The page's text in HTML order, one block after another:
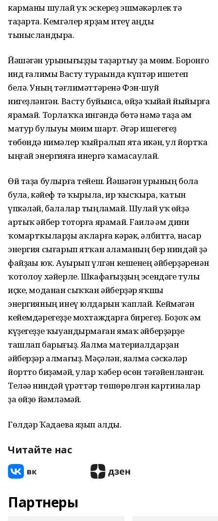
карманы шулай уҡ эскерһеҙ эшмәкәрлек тә
таҙарта. Кемгәлер ярҙам итеү аңды
тынысландыра.
Йәшәгән урынығыҙҙы таҙартыу ҙа мөһим. Боронғо
һинд ғалимы Васту тураһында күптәр ишетеп
белә. Уның тәғлимәттәренә Фэн-шуй
нигеҙләнгән. Васту буйынса, өйҙә ҡыйһай йыйырға
ярамай. Торлаҡҡа ингәндә бөтә нәмә таҙа һәм
матур булыуы мөһим шарт. Әгәр ишегегеҙ
төбөндә нимәлер ҡыйралып ята икән, ул йортҡа
ыңғай энергияға инергә ҡамасаулай.
Өй таҙа булырға тейеш. Йәшәгән урының бола
булһа, кәйеф тә ҡырыла, ир ҡысҡыра, ҡатын
үпкәләй, балалар тыңламай. Шулай уҡ өйҙә
артыҡ әйбер тоторға ярамай. Fаилә һәм дини
ҡомартҡыларҙы һаҡларға кәрәк, әлбиттә, насар
энергия сығарып ятҡан аламаның бер ниндәй ҙә
файҙаһы юҡ. Ауырып үлгән кешенең әйберҙәренән
ҡотолоу хәйерле. Шкафағыҙҙың эсендәге тулы
иҫке, моданан сыҡҡан әйберҙәр яҡшы
энергияның инеү юлдарын ҡаплай. Кеймәгән
кейемдәрегеҙҙе мохтаждарға бирегеҙ. Боҙоҡ һәм
күҙегеҙҙе ҡыуандырмаған ямаҡ әйберҙәрҙе
ташлап барығыҙ. Яһалма материалдарҙан
әйберҙәр алмағыҙ. Мәҫәлән, яһалма сәскәләр
йортто биҙәмәй, улар ҡәбер өсөн тәғәйенләнгән.
Теләһә ниндәй һүрәттәр төшөрөлгән картиналар
ҙа өйҙө йәмләмәй.
Гөлдәр Ҡадаева яҙып алды.
Читайте нас
Партнеры